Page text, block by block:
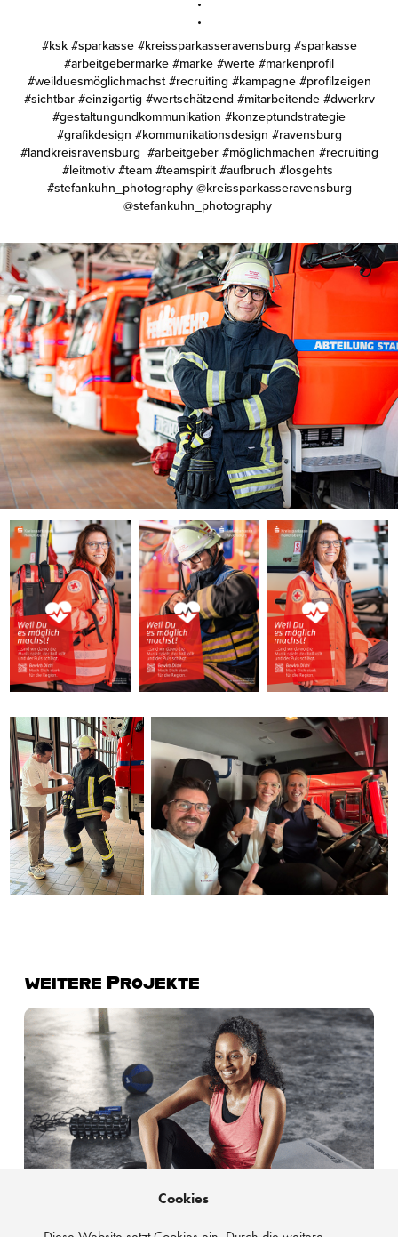
•
•
#ksk #sparkasse #kreissparkasseravensburg #sparkasse
#arbeitgebermarke #marke #werte #markenprofil
#weilduesmöglichmachst #recruiting #kampagne #profilzeigen
#sichtbar #einzigartig #wertschätzend #mitarbeitende #dwerkrv
#gestaltungundkommunikation #konzeptundstrategie
#grafikdesign #kommunikationsdesign #ravensburg
#landkreisravensburg #arbeitgeber #möglichmachen #recruiting
#leitmotiv #team #teamspirit #aufbruch #losgehts
#stefankuhn_photography @kreissparkasseravensburg
@stefankuhn_photography
weitere Projekte
IIC Energetics  | Feel The Difference.
Cookies